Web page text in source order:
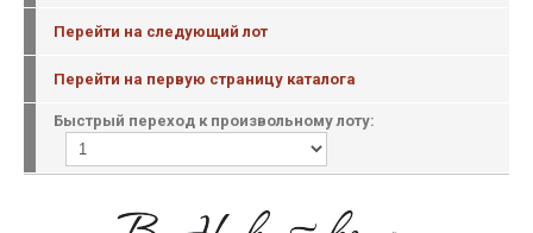
Перейти на следующий лот
Перейти на первую страницу каталога
Быстрый переход к произвольному лоту: